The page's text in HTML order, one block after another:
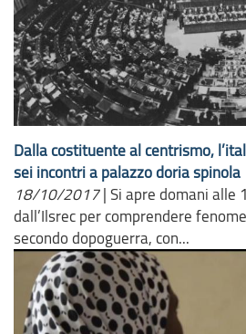
Dalla costituente al centrismo,
sei incontri a palazzo doria spinola
18/10/2017 | Si apre domani alle
dall’Ilsrec per comprendere
secondo dopoguerra, con...